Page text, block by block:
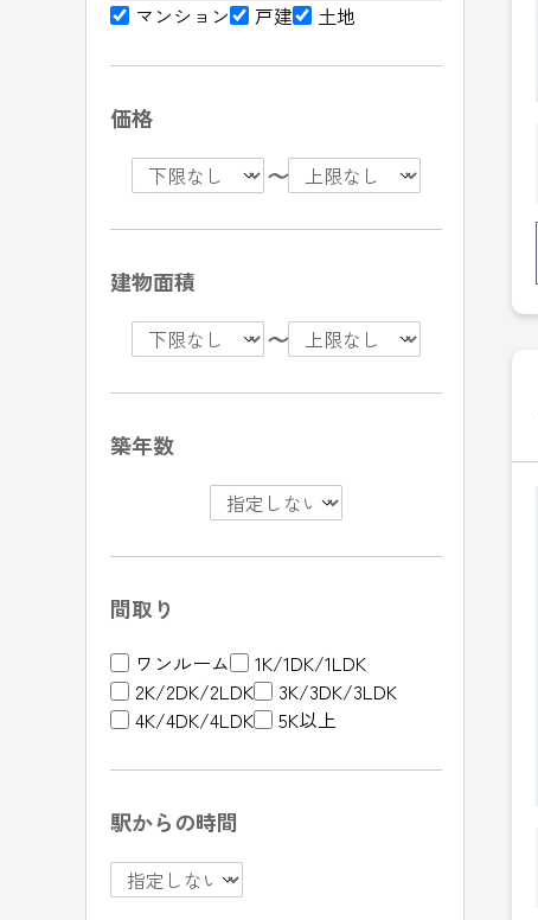
マンション
戸建 土地
価格
〜
建物面積
〜
築年数
間取り
ワンルーム
1K/1DK/1LDK
2K/2DK/2LDK
3K/3DK/3LDK
4K/4DK/4LDK
5K以上
駅からの時間